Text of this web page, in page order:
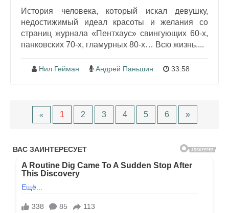
История человека, который искал девушку,
недостижимый идеал красоты и желания со
страниц журнала «Пентхаус» свингующих 60-х,
панковских 70-х, гламурных 80-х… Всю жизнь....
Нил Гейман Андрей Паньшин 33:58
« 1 2 3 4 5 6 »